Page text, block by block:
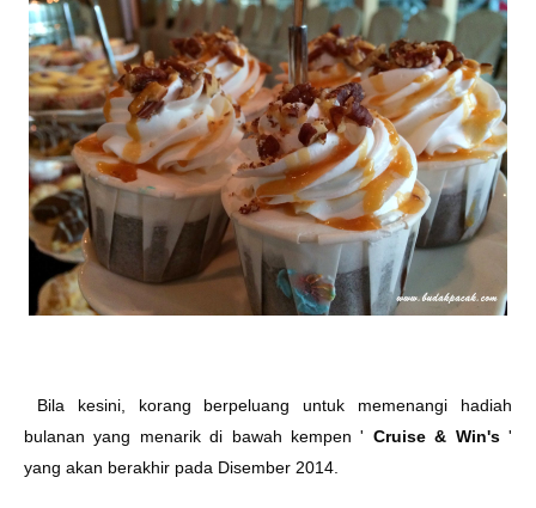
Bila kesini, korang berpeluang untuk memenangi hadiah
bulanan yang menarik di bawah kempen ' Cruise & Win's'
yang akan berakhir pada Disember 2014.